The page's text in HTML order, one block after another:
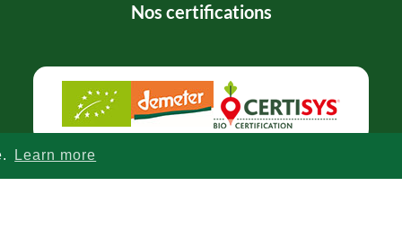
Learn more
Nos certifications